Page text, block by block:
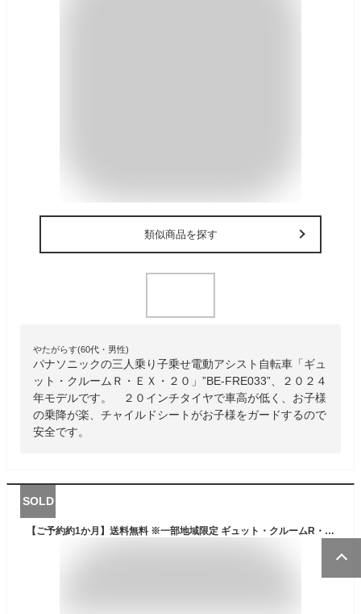
類似商品を探す
やたがらす(60代・男性)
パナソニックの三人乗り子乗せ電動アシスト自転車「ギュ
ット・クルームＲ・ＥＸ・２０」”BE-FRE033”、２０２４
年モデルです。 ２０インチタイヤで車高が低く、お子様
の乗降が楽、チャイルドシートがお子様をガードするので
安全です。
SOLD
【ご予約約1か月】送料無料 ※一部地域限定 ギュット・クルームR・DX・20 BE-FRD033 2024年モデル 3人乗りセット パナソニック 20インチ 16Ah GYUTTO 20型 ギュットクルームR DX 電動アシスト自転車 電動自転車 子乗せ自転車 防犯登録無料